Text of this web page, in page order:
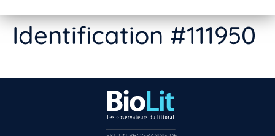
Identification #111950